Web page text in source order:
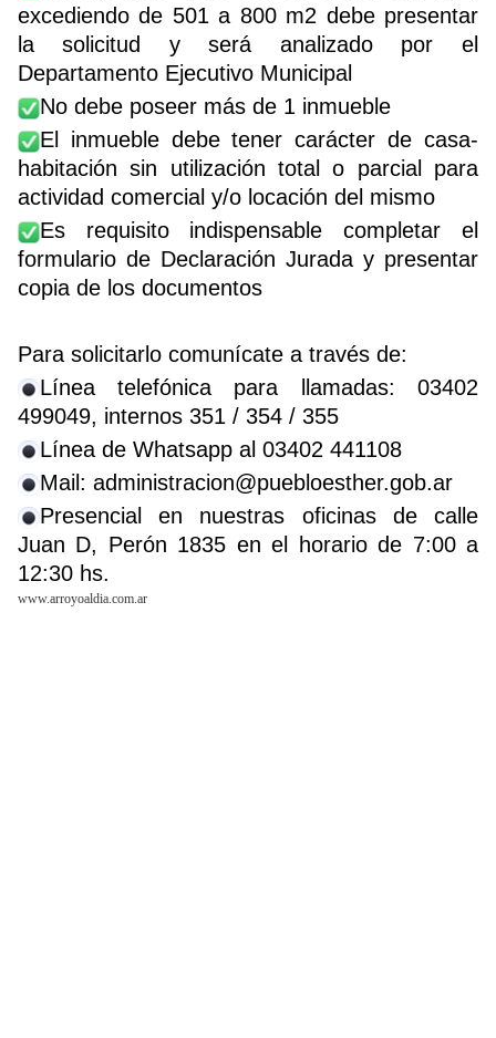
excediendo de 501 a 800 m2 debe presentar
la solicitud y será analizado por el
Departamento Ejecutivo Municipal
No debe poseer más de 1 inmueble
El inmueble debe tener carácter de casa-
habitación sin utilización total o parcial para
actividad comercial y/o locación del mismo
Es requisito indispensable completar el
formulario de Declaración Jurada y presentar
copia de los documentos
Para solicitarlo comunícate a través de:
Línea telefónica para llamadas: 03402
499049, internos 351 / 354 / 355
Línea de Whatsapp al 03402 441108
Mail: administracion@puebloesther.gob.ar
Presencial en nuestras oficinas de calle
Juan D, Perón 1835 en el horario de 7:00 a
12:30 hs.
www.arroyoaldia.com.ar